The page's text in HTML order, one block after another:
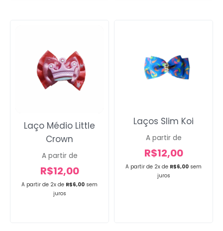
A partir de 2x de R$6,00 sem
juros
Laço Médio Little
Crown
A partir de
R$12,00 A partir de 2x de R$6,00 sem
juros
Laços Slim Koi
A partir de
R$12,00